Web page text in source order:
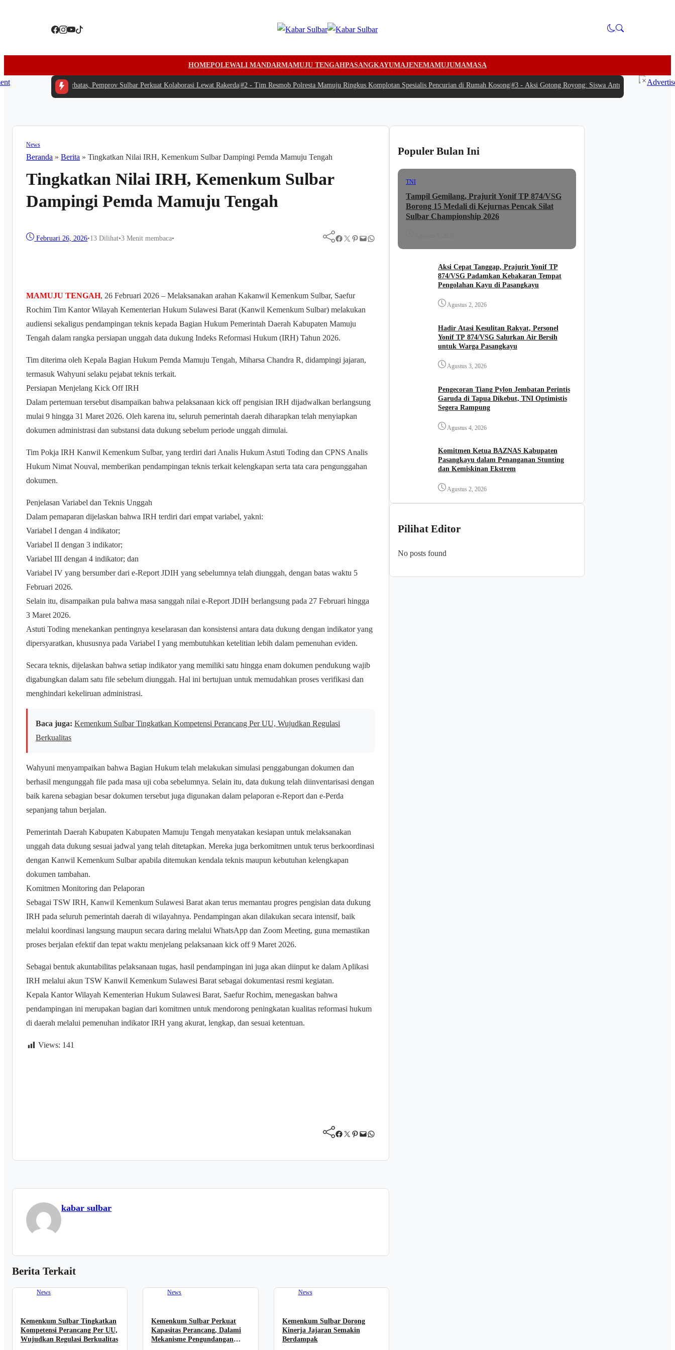
HOMEPOLEWALI MANDARMAMUJU TENGAHPASANGKAYUMAJENEMAMUJUMAMASA
Anggaran Terbatas, Pemprov Sulbar Perkuat Kolaborasi Lewat Rakerda|#2 -Tim Resmob Polresta Mamuju Ringkus Komplotan Spesialis Pencurian di Rumah Kosong|#3 -Aksi Gotong Royong: Siswa Antusias Bantu SPPG
News
Beranda »Berita »Tingkatkan Nilai IRH, Kemenkum Sulbar Dampingi Pemda Mamuju Tengah
Tingkatkan Nilai IRH, Kemenkum Sulbar
Dampingi Pemda Mamuju Tengah
Februari 26, 2026•13Dilihat•3 Menit membaca• Facebook Twitter Pinterest Mail WhatsApp
MAMUJU TENGAH, 26 Februari 2026 – Melaksanakan arahan Kakanwil Kemenkum Sulbar, Saefur
Rochim Tim Kantor Wilayah Kementerian Hukum Sulawesi Barat (Kanwil Kemenkum Sulbar) melakukan
audiensi sekaligus pendampingan teknis kepada Bagian Hukum Pemerintah Daerah Kabupaten Mamuju
Tengah dalam rangka persiapan unggah data dukung Indeks Reformasi Hukum (IRH) Tahun 2026.
Tim diterima oleh Kepala Bagian Hukum Pemda Mamuju Tengah, Miharsa Chandra R, didampingi jajaran,
termasuk Wahyuni selaku pejabat teknis terkait.
Persiapan Menjelang Kick Off IRH
Dalam pertemuan tersebut disampaikan bahwa pelaksanaan kick off pengisian IRH dijadwalkan berlangsung
mulai 9 hingga 31 Maret 2026. Oleh karena itu, seluruh pemerintah daerah diharapkan telah menyiapkan
dokumen administrasi dan substansi data dukung sebelum periode unggah dimulai.
Tim Pokja IRH Kanwil Kemenkum Sulbar, yang terdiri dari Analis Hukum Astuti Toding dan CPNS Analis
Hukum Nimat Nouval, memberikan pendampingan teknis terkait kelengkapan serta tata cara pengunggahan
dokumen.
Penjelasan Variabel dan Teknis Unggah
Dalam pemaparan dijelaskan bahwa IRH terdiri dari empat variabel, yakni:
Variabel I dengan 4 indikator;
Variabel II dengan 3 indikator;
Variabel III dengan 4 indikator; dan
Variabel IV yang bersumber dari e-Report JDIH yang sebelumnya telah diunggah, dengan batas waktu 5
Februari 2026.
Selain itu, disampaikan pula bahwa masa sanggah nilai e-Report JDIH berlangsung pada 27 Februari hingga
3 Maret 2026.
Astuti Toding menekankan pentingnya keselarasan dan konsistensi antara data dukung dengan indikator yang
dipersyaratkan, khususnya pada Variabel I yang membutuhkan ketelitian lebih dalam pemenuhan eviden.
Secara teknis, dijelaskan bahwa setiap indikator yang memiliki satu hingga enam dokumen pendukung wajib
digabungkan dalam satu file sebelum diunggah. Hal ini bertujuan untuk memudahkan proses verifikasi dan
menghindari kekeliruan administrasi.
Baca juga: Kemenkum Sulbar Tingkatkan Kompetensi Perancang Per UU, Wujudkan Regulasi
Berkualitas
Wahyuni menyampaikan bahwa Bagian Hukum telah melakukan simulasi penggabungan dokumen dan
berhasil mengunggah file pada masa uji coba sebelumnya. Selain itu, data dukung telah diinventarisasi dengan
baik karena sebagian besar dokumen tersebut juga digunakan dalam pelaporan e-Report dan e-Perda
sepanjang tahun berjalan.
Pemerintah Daerah Kabupaten Kabupaten Mamuju Tengah menyatakan kesiapan untuk melaksanakan
unggah data dukung sesuai jadwal yang telah ditetapkan. Mereka juga berkomitmen untuk terus berkoordinasi
dengan Kanwil Kemenkum Sulbar apabila ditemukan kendala teknis maupun kebutuhan kelengkapan
dokumen tambahan.
Komitmen Monitoring dan Pelaporan
Sebagai TSW IRH, Kanwil Kemenkum Sulawesi Barat akan terus memantau progres pengisian data dukung
IRH pada seluruh pemerintah daerah di wilayahnya. Pendampingan akan dilakukan secara intensif, baik
melalui koordinasi langsung maupun secara daring melalui WhatsApp dan Zoom Meeting, guna memastikan
proses berjalan efektif dan tepat waktu menjelang pelaksanaan kick off 9 Maret 2026.
Sebagai bentuk akuntabilitas pelaksanaan tugas, hasil pendampingan ini juga akan diinput ke dalam Aplikasi
IRH melalui akun TSW Kanwil Kemenkum Sulawesi Barat sebagai dokumentasi resmi kegiatan.
Kepala Kantor Wilayah Kementerian Hukum Sulawesi Barat, Saefur Rochim, menegaskan bahwa
pendampingan ini merupakan bagian dari komitmen untuk mendorong peningkatan kualitas reformasi hukum
di daerah melalui pemenuhan indikator IRH yang akurat, lengkap, dan sesuai ketentuan.
Views: 141
Facebook Twitter Pinterest Mail WhatsApp
kabar sulbar
Berita Terkait
News
Kemenkum Sulbar Tingkatkan
Kompetensi Perancang Per UU,
Wujudkan Regulasi Berkualitas
News
Kemenkum Sulbar Perkuat
Kapasitas Perancang, Dalami
Mekanisme Pengundangan
News
Kemenkum Sulbar Dorong
Kinerja Jajaran Semakin
Berdampak
Populer Bulan Ini
TNI
Tampil Gemilang, Prajurit Yonif TP 874/VSG
Borong 15 Medali di Kejurnas Pencak Silat
Sulbar Championship 2026
Aksi Cepat Tanggap, Prajurit Yonif TP
874/VSG Padamkan Kebakaran Tempat
Pengolahan Kayu di Pasangkayu
Agustus 2, 2026
Hadir Atasi Kesulitan Rakyat, Personel
Yonif TP 874/VSG Salurkan Air Bersih
untuk Warga Pasangkayu
Agustus 3, 2026
Pengecoran Tiang Pylon Jembatan Perintis
Garuda di Tapua Dikebut, TNI Optimistis
Segera Rampung
Agustus 4, 2026
Komitmen Ketua BAZNAS Kabupaten
Pasangkayu dalam Penanganan Stunting
dan Kemiskinan Ekstrem
Agustus 2, 2026
Pilihat Editor
No posts found
×